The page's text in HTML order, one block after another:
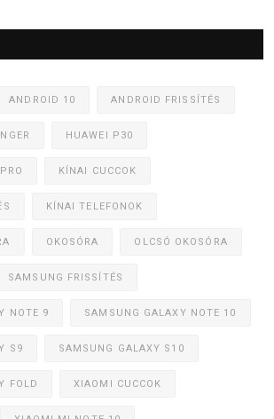
ANDROID 10 ANDROID FRISSÍTÉS
HUAWEI P30
KÍNAI CUCCOK
KÍNAI TELEFONOK
OKOSÓRA OLCSÓ OKOSÓRA
SAMSUNG FRISSÍTÉS
NOTE 9 SAMSUNG GALAXY NOTE 10
S9 SAMSUNG GALAXY S10
FOLD XIAOMI CUCCOK